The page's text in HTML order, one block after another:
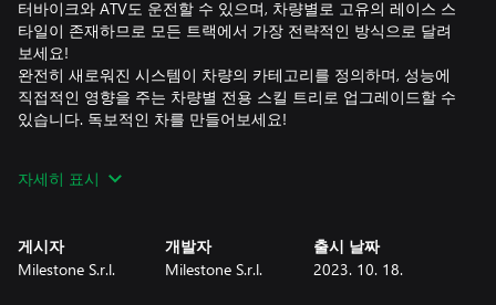
터바이크와 ATV도 운전할 수 있으며, 차량별로 고유의 레이스 스
타일이 존재하므로 모든 트랙에서 가장 전략적인 방식으로 달려
보세요!
완전히 새로워진 시스템이 차량의 카테고리를 정의하며, 성능에
직접적인 영향을 주는 차량별 전용 스킬 트리로 업그레이드할 수
있습니다. 독보적인 차를 만들어보세요!
도시 외곽의 주택 뒷마당에도, 거친 서부 마을의 미니 골프 코스
도, 시상대 위에서도 고향에 온듯한 편안한 느낌이 들 겁니다.
새로운 지형은 레이스를 더욱 짜릿하고 도전적으로 만들 새로운
자세히 표시
게시자
Milestone S.r.l.
개발자
Milestone S.r.l.
출시 날짜
2023. 10. 18.